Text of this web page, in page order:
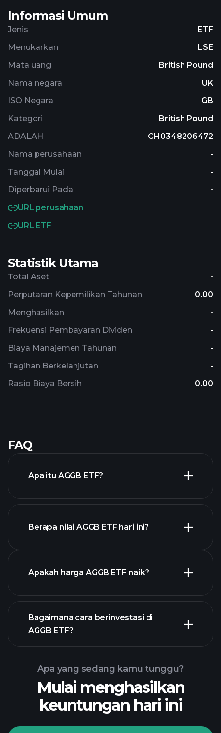
Informasi Umum
Jenis
ETF
Menukarkan
LSE
Mata uang
British Pound
Nama negara
UK
ISO Negara
GB
Kategori
British Pound
ADALAH
CH0348206472
Nama perusahaan
-
Tanggal Mulai
-
Diperbarui Pada
-
URL perusahaan
URL ETF
Statistik Utama
Total Aset
-
Perputaran Kepemilikan Tahunan
0.00
Menghasilkan
-
Frekuensi Pembayaran Dividen
-
Biaya Manajemen Tahunan
-
Tagihan Berkelanjutan
-
Rasio Biaya Bersih
0.00
FAQ
Apa itu AGGB ETF?
Berapa nilai AGGB ETF hari ini?
chart
Apakah harga AGGB ETF naik?
grafik AGGB ETF
Bagaimana cara berinvestasi di
AGGB ETF?
Apa yang sedang kamu tunggu?
Mulai menghasilkan
keuntungan hari ini